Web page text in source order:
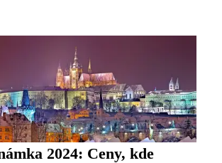
2024: Ceny, kde